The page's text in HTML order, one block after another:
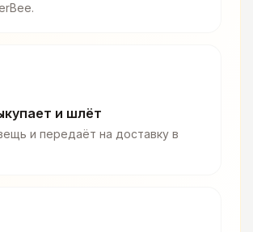
и шлёт
и передаёт на доставку в